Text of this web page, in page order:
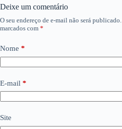
Deixe um comentário
O seu endereço de e-mail não será publicado.
marcados com *
Nome *
E-mail *
Site